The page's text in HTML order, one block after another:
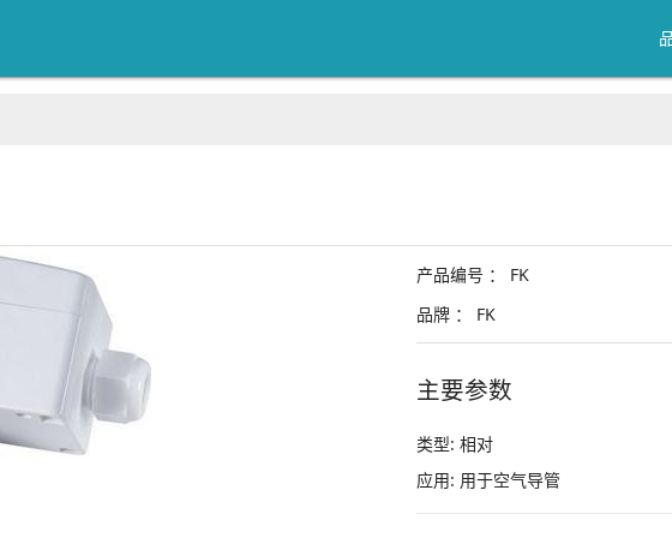
产品编号 ：
FK
品牌 ： FK
主要参数
类型: 相对
应用: 用于空气导管